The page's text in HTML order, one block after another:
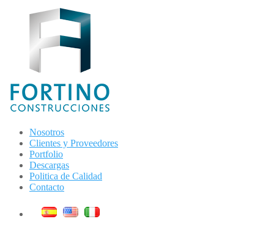
Nosotros
Clientes y Proveedores
Portfolio
Descargas
Politica de Calidad
Contacto